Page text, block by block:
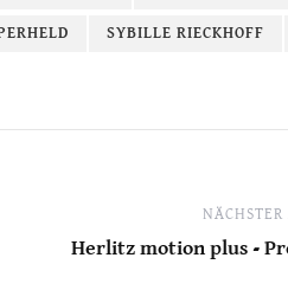
SYBILLE RIECKHOFF
Herlitz motion plus -